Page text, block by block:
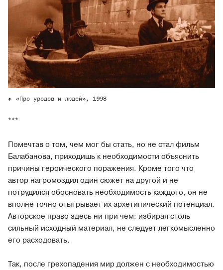
«Про уродов и людей», 1998
***
Помечтав о том, чем мог бы стать, но не стал фильм
Балабанова, приходишь к необходимости объяснить
причины героического поражения. Кроме того что
автор нагромоздил один сюжет на другой и не
потрудился обосновать необходимость каждого, он не
вполне точно отыгрывает их архетипический потенциал.
Авторское право здесь ни при чем: избирая столь
сильный исходный материал, не следует легкомысленно
его расходовать.
Так, после грехопадения мир должен с необходимостью